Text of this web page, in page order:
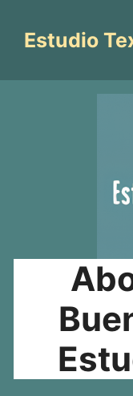
contenido
Estudio